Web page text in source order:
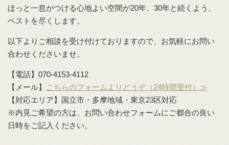
ほっと一息がつける心地よい空間が20年、30年と続くよう、
ベストを尽くします。
以下よりご相談を受け付けておりますので、お気軽にお問い
合わせくださいませ。
【電話】070-4153-4112
【メール】
こちらのフォームよりどうぞ（24時間受付）≫
【対応エリア】国立市・多摩地域・東京23区対応
※内見ご希望の方は、お問い合わせフォームにご都合の良い
日時をご記入ください。